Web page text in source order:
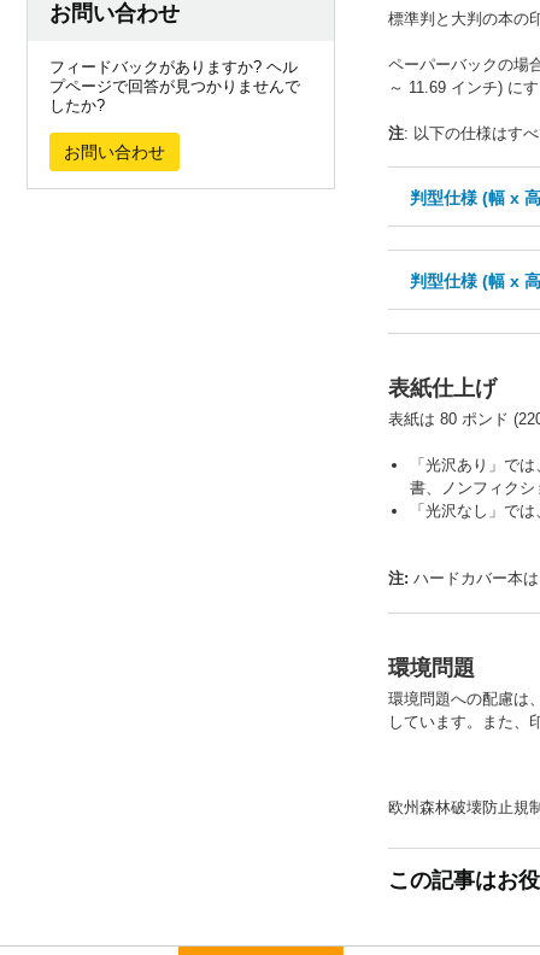
お問い合わせ
フィードバックがありますか? ヘル
プページで回答が見つかりませんで
したか?
お問い合わせ
標準判と大判の本の
ペーパーバックの場
～ 11.69 インチ) に
注: 以下の仕様はす
判型仕様 (幅 x
判型仕様 (幅 x
表紙仕上げ
表紙は 80 ポンド
「光沢あり」で
書、ノンフィク
「光沢なし」で
注: ハードカバー本
環境問題
環境問題への配慮は
しています。また、
欧州森林破壊防止規
この記事はお